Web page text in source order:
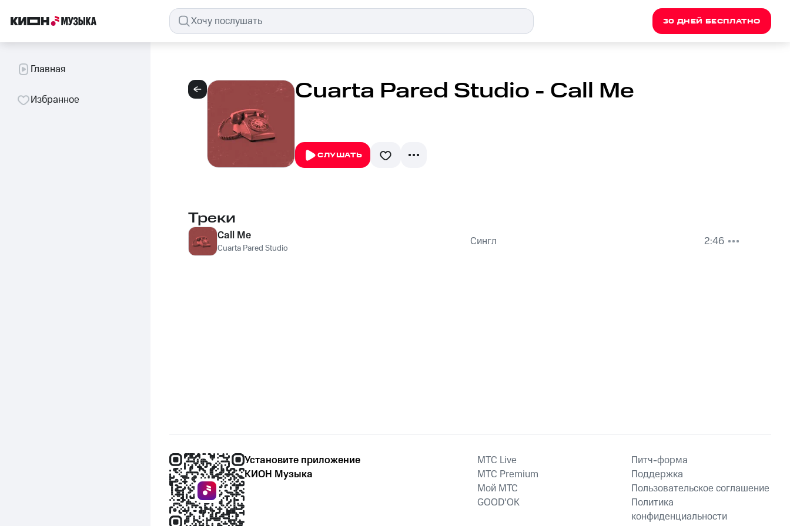
30 ДНЕЙ БЕСПЛАТНО
Главная
Избранное Cuarta Pared Studio - Call Me
СЛУШАТЬ
Треки
Call Me
Cuarta Pared Studio Сингл 2:46
Установите приложение
КИОН Музыка
MTС Live
MTС Premium
Мой МТС
GOOD’OK
Питч-форма
Поддержка
Пользовательское соглашение
Политика
конфиденциальности